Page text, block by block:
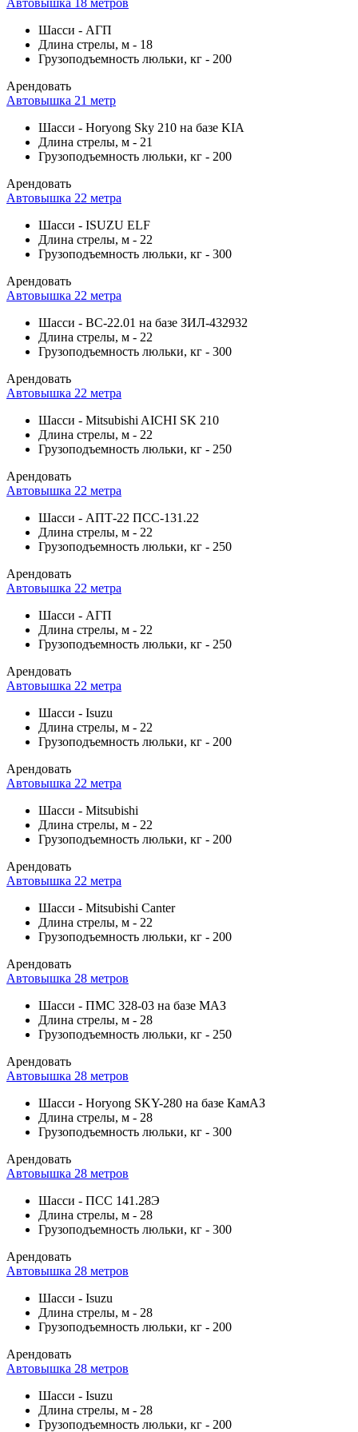
Шасси - АГП
Длина стрелы, м - 18
Грузоподъемность люльки, кг - 200
Арендовать
Автовышка 21 метр
Шасси - Horyong Sky 210 на базе KIA
Длина стрелы, м - 21
Грузоподъемность люльки, кг - 200
Арендовать
Автовышка 22 метра
Шасси - ISUZU ELF
Длина стрелы, м - 22
Грузоподъемность люльки, кг - 300
Арендовать
Автовышка 22 метра
Шасси - ВС-22.01 на базе ЗИЛ-432932
Длина стрелы, м - 22
Грузоподъемность люльки, кг - 300
Арендовать
Автовышка 22 метра
Шасси - Mitsubishi AICHI SK 210
Длина стрелы, м - 22
Грузоподъемность люльки, кг - 250
Арендовать
Автовышка 22 метра
Шасси - АПТ-22 ПСС-131.22
Длина стрелы, м - 22
Грузоподъемность люльки, кг - 250
Арендовать
Автовышка 22 метра
Шасси - АГП
Длина стрелы, м - 22
Грузоподъемность люльки, кг - 250
Арендовать
Автовышка 22 метра
Шасси - Isuzu
Длина стрелы, м - 22
Грузоподъемность люльки, кг - 200
Арендовать
Автовышка 22 метра
Шасси - Mitsubishi
Длина стрелы, м - 22
Грузоподъемность люльки, кг - 200
Арендовать
Автовышка 22 метра
Шасси - Mitsubishi Canter
Длина стрелы, м - 22
Грузоподъемность люльки, кг - 200
Арендовать
Автовышка 28 метров
Шасси - ПМС 328-03 на базе МАЗ
Длина стрелы, м - 28
Грузоподъемность люльки, кг - 250
Арендовать
Автовышка 28 метров
Шасси - Horyong SKY-280 на базе КамАЗ
Длина стрелы, м - 28
Грузоподъемность люльки, кг - 300
Арендовать
Автовышка 28 метров
Шасси - ПСС 141.28Э
Длина стрелы, м - 28
Грузоподъемность люльки, кг - 300
Арендовать
Автовышка 28 метров
Шасси - Isuzu
Длина стрелы, м - 28
Грузоподъемность люльки, кг - 200
Арендовать
Автовышка 28 метров
Шасси - Isuzu
Длина стрелы, м - 28
Грузоподъемность люльки, кг - 200